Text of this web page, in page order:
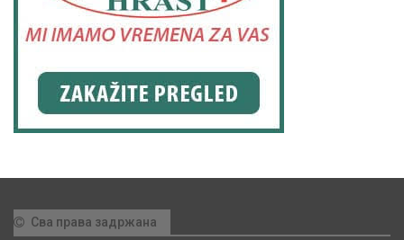
Сва права задржана